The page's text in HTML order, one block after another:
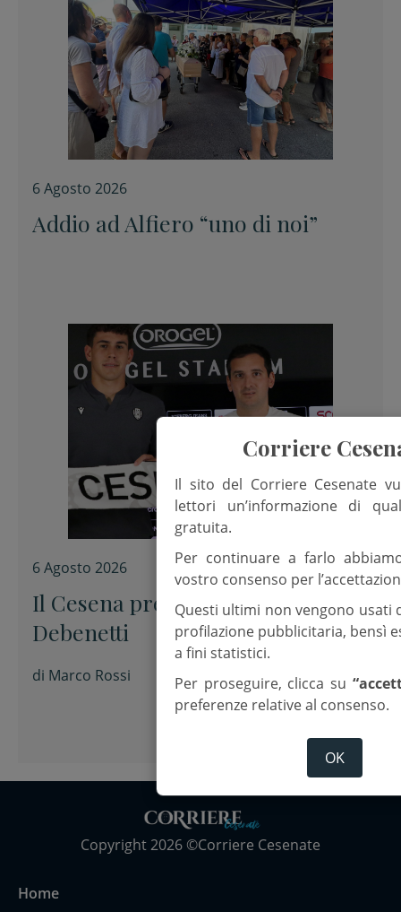
6 Agosto 2026
Addio ad Alfiero “uno di noi”
6 Agosto 2026
Il Cesena presenta Alessandro
Debenetti
di Marco Rossi
Copyright 2026 ©Corriere Cesenate
Home
Corriere
Il sito del Corriere Cesenate
lettori un’informazione di
gratuita.
Per continuare a farlo
vostro consenso per
Questi ultimi non vengono usati
profilazione pubblicitaria, bensì
a fini statistici.
Per proseguire, clicca su
preferenze relative al consenso.
OK